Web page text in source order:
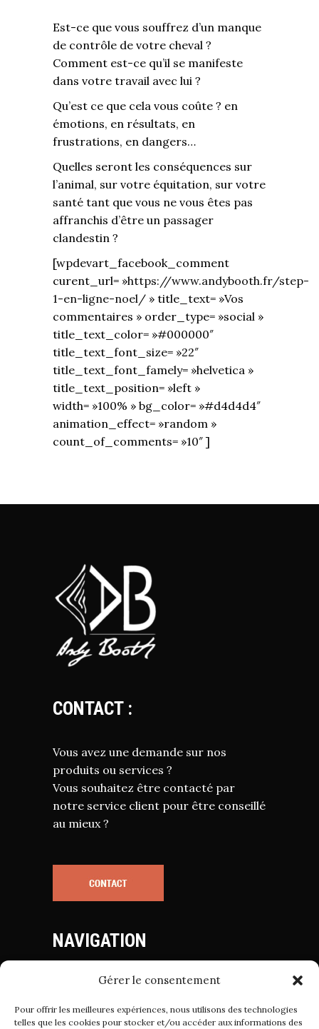
Gérer le consentement
Pour offrir les meilleures expériences, nous utilisons des technologies
telles que les cookies pour stocker et/ou accéder aux informations des
Est-ce que vous souffrez d’un manque
de contrôle de votre cheval ?
Comment est-ce qu’il se manifeste
dans votre travail avec lui ?
Qu’est ce que cela vous coûte ? en
émotions, en résultats, en
frustrations, en dangers…
Quelles seront les conséquences sur
l’animal, sur votre équitation, sur votre
santé tant que vous ne vous êtes pas
affranchis d’être un passager
clandestin ?
[wpdevart_facebook_comment
curent_url= »https://www.andybooth.fr/step-
1-en-ligne-noel/ » title_text= »Vos
commentaires » order_type= »social »
title_text_color= »#000000″
title_text_font_size= »22″
title_text_font_famely= »helvetica »
title_text_position= »left »
width= »100% » bg_color= »#d4d4d4″
animation_effect= »random »
count_of_comments= »10″ ]
CONTACT :
Vous avez une demande sur nos
produits ou services ?
Vous souhaitez être contacté par
notre service client pour être conseillé
au mieux ?
NAVIGATION
Mentions Légales
Politique de Confidentialité